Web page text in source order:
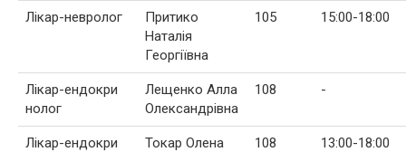
Лікар-невролог
Притико
Наталія
Георгіївна
105 15:00-18:00
Лікар-ендокри
нолог
Лещенко Алла
Олександрівна
108 -
Лікар-ендокри
Токар Олена
108 13:00-18:00